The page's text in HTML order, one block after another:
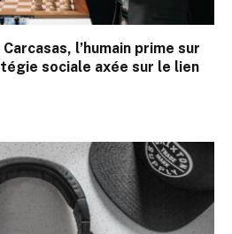
l’humain prime sur
sociale axée sur le lien